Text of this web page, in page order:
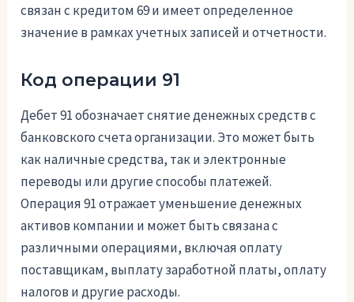
связан с кредитом 69 и имеет определенное
значение в рамках учетных записей и отчетности.
Код операции 91
Дебет 91 обозначает снятие денежных средств с
банковского счета организации. Это может быть
как наличные средства, так и электронные
переводы или другие способы платежей.
Операция 91 отражает уменьшение денежных
активов компании и может быть связана с
различными операциями, включая оплату
поставщикам, выплату заработной платы, оплату
налогов и другие расходы.